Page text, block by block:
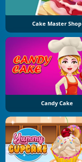
Cake Master Shop
Candy Cake